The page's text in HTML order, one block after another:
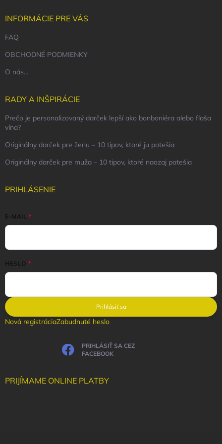
INFORMÁCIE PRE VÁS
FAQ
OBCHODNÉ PODMIENKY
O nás...
RADY A INŠPIRÁCIE
Prečo je personalizovaný darček lepší ako bonboniéra alebo fľaša
vína?
Originálny darček pre ženu – 10 tipov, ktoré ju potešia
Originálny darček pre muža – 10 tipov, ktoré naozaj potešia
PRIHLÁSENIE
E-MAIL
HESLO
Prihlásiť sa
Nová registráciaZabudnuté heslo
PRIHLÁSIŤ SA CEZ
FACEBOOK
PRIJÍMAME ONLINE PLATBY